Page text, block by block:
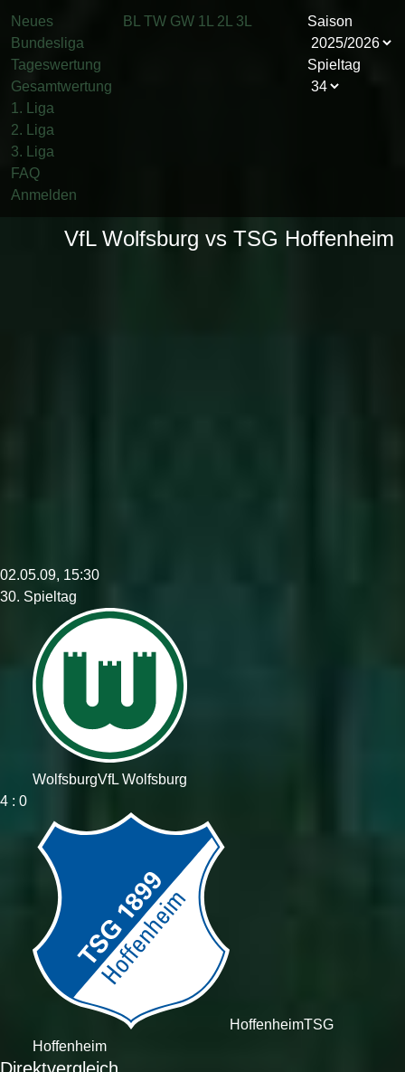
Neues
Bundesliga
Tageswertung
Gesamtwertung
1. Liga
2. Liga
3. Liga
FAQ
Anmelden
BL TW GW 1L 2L 3L Saison
Spieltag
VfL Wolfsburg vs TSG Hoffenheim
02.05.09, 15:30
30. Spieltag
WolfsburgVfL Wolfsburg
4 : 0
HoffenheimTSG
Hoffenheim